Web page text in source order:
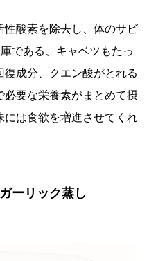
酸素を除去し、体のサビ
である、キャベツもたっ
成分、クエン酸がとれる
要な栄養素がまとめて摂
は食欲を増進させてくれ
ーリック蒸し